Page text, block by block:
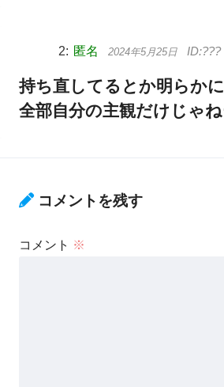
匿名 2024年5月25日
持ち直してるとか明らか
全部自分の主観だけじゃ
コメントを残す
コメント ※